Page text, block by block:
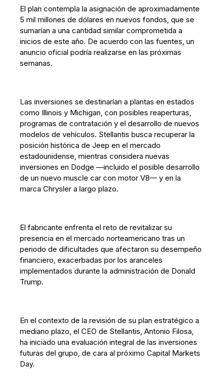
El plan contempla la asignación de aproximadamente
5 mil millones de dólares en nuevos fondos, que se
sumarían a una cantidad similar comprometida a
inicios de este año. De acuerdo con las fuentes, un
anuncio oficial podría realizarse en las próximas
semanas.
Las inversiones se destinarían a plantas en estados
como Illinois y Michigan, con posibles reaperturas,
programas de contratación y el desarrollo de nuevos
modelos de vehículos. Stellantis busca recuperar la
posición histórica de Jeep en el mercado
estadounidense, mientras considera nuevas
inversiones en Dodge —incluido el posible desarrollo
de un nuevo muscle car con motor V8— y en la
marca Chrysler a largo plazo.
El fabricante enfrenta el reto de revitalizar su
presencia en el mercado norteamericano tras un
periodo de dificultades que afectaron su desempeño
financiero, exacerbadas por los aranceles
implementados durante la administración de Donald
Trump.
En el contexto de la revisión de su plan estratégico a
mediano plazo, el CEO de Stellantis, Antonio Filosa,
ha iniciado una evaluación integral de las inversiones
futuras del grupo, de cara al próximo Capital Markets
Day.